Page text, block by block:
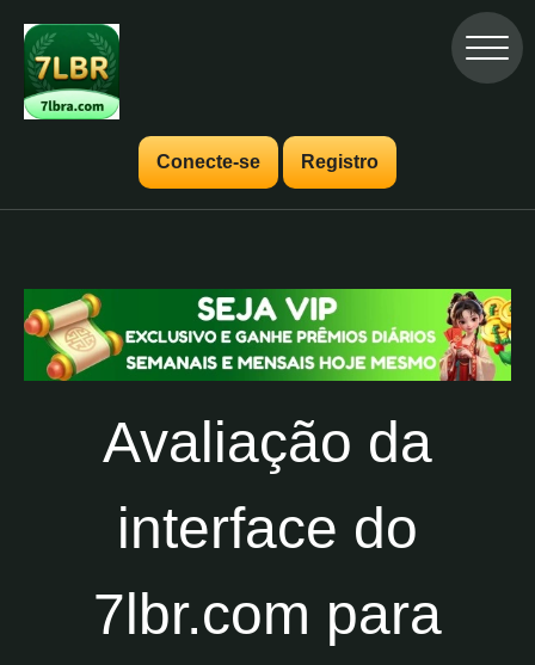
Conecte-se Registro
Avaliação da
interface do
7lbr.com para